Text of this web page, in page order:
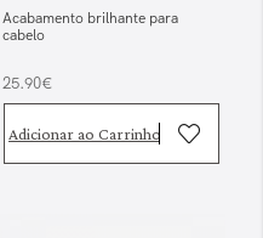
Acabamento brilhante para
cabelo
25.90€
Adicionar ao Carrinho